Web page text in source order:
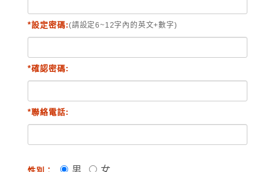
*設定密碼:(請設定6~12字內的英文+數字)
*確認密碼:
*聯絡電話:
男 女